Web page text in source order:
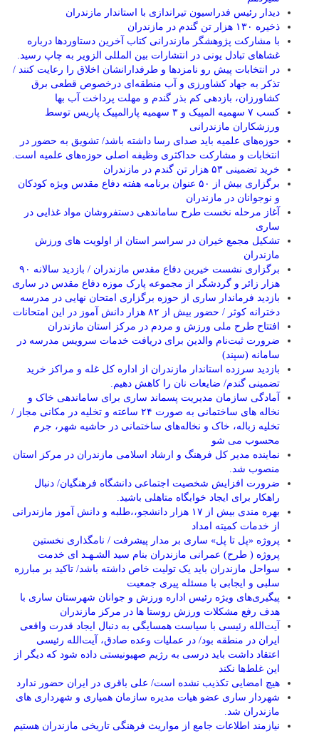
دیدار رئیس فدراسیون تیراندازی با استاندار مازندران
ذخیره ۱۳۰ هزار تن گندم در مازندران
با مشارکت پژوهشگر مازندرانی كتاب آخرین دستاوردها درباره
غشاهای تبادل یونی در انتشارات بین المللی الزویر به چاپ رسید.
در انتخابات پیش رو نامزدها و طرفدارانشان اخلاق را رعایت کنند /
تذکر به جهاد کشاورزی و آب منطقه‌ای درخصوص قطعی برق
کشاورزان، بازدهی کم بذر گندم و مهلت پرداخت آب بها
کسب ۷ سهمیه المپیک و ۳ سهمیه پارالمپیک پاریس توسط
ورزشکاران مازندرانی
حوزه‌های علمیه باید صدای رسا داشته باشد/ تشویق به حضور در
انتخابات و مشارکت حداکثری وظیفه اصلی حوزه‌های علمیه است.
خرید تضمینی ۵۳ هزار تن گندم در مازندران
برگزاری بیش از ۵۰ عنوان برنامه هفته دفاع مقدس ویژه کودکان
و نوجوانان در مازندران
آغاز مرحله نخست طرح ساماندهی دستفروشان مواد غذایی در
ساری
تشکیل مجمع خیران در سراسر استان از اولویت های ورزش
مازندران
برگزاری نشست خیرین دفاع مقدس مازندران / بازدید سالانه ۹۰
هزار زائر و گردشگر از مجموعه پارک موزه دفاع مقدس در ساری
بازدید فرماندار ساری از حوزه برگزاری امتحان نهایی در مدرسه
دخترانه کوثر / حضور بیش از ۸۲ هزار دانش آموز در این امتحانات
افتتاح طرح ملی ورزش و مردم در مرکز استان مازندران
ضرورت ثبت‌نام والدین برای دریافت خدمات سرویس مدرسه در
سامانه (سپند)
بازدید سرزده استاندار مازندران از اداره کل غله و مراکز خرید
تضمینی گندم/ ضایعات نان را کاهش دهیم.
آمادگی سازمان مدیریت پسماند ساری برای ساماندهی خاک و
نخاله های ساختمانی به صورت ۲۴ ساعته و تخلیه در مکانی مجاز /
تخلیه زباله، خاک و نخاله‌های ساختمانی در حاشیه شهر، جرم
محسوب می شو
نماینده مدیر کل فرهنگ و ارشاد اسلامی مازندران در مرکز استان
منصوب شد.
ضرورت افزایش شخصیت اجتماعی دانشگاه فرهنگیان/ دنبال
راهکار برای ایجاد خوابگاه متاهلی باشید.
بهره مندی بیش از ۱۷ هزار دانشجو،،طلبه و دانش آموز مازندرانی
از خدمات کمیته امداد
پروژه «پل تا پل» ساری بر مدار پیشرفت / نامگذاری نخستین
پروژه ( طرح) عمرانی مازندران بنام سید الشـهـد ای خدمت
سواحل مازندران باید یک تولیت خاص داشته باشد/ تاکید بر مبارزه
سلبی و ایجابی با مسئله پیری جمعیت
پیگیری‌های ویژه رئیس اداره ورزش و جوانان شهرستان ساری با
هدف رفع مشکلات ورزش روستا ها در مرکز مازندران
آیت‌الله رئیسی با سیاست همسایگی به دنبال ایجاد قدرت واقعی
ایران در منطقه بود/ در عملیات وعده صادق، آیت‌الله رئیسی
اعتقاد داشت باید درسی به رژیم صهیونیستی داده شود که دیگر از
این غلط‌ها نکند
هیچ امضایی تکذیب نشده است/ علی باقری در ایران حضور ندارد
شهردار ساری عضو هیات مدیره سازمان همیاری و شهرداری های
مازندران شد.
نیازمند اطلاعات جامع از مواریث فرهنگی تاریخی مازندران هستیم